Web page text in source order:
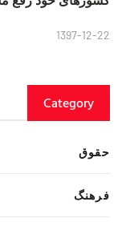
1397-12-22
Category
حقوق
فرهنگ